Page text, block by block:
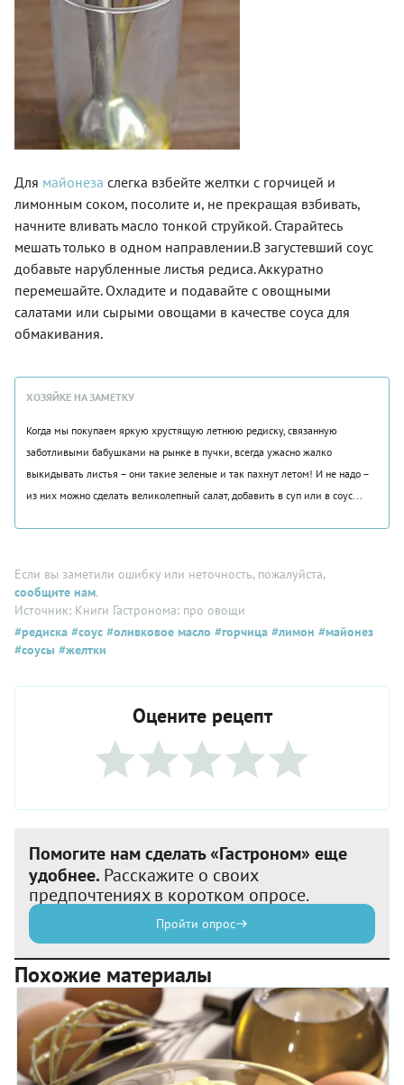
Для майонеза слегка взбейте желтки с горчицей и
лимонным соком, посолите и, не прекращая взбивать,
начните вливать масло тонкой струйкой. Старайтесь
мешать только в одном направлении.В загустевший соус
добавьте нарубленные листья редиса. Аккуратно
перемешайте. Охладите и подавайте с овощными
салатами или сырыми овощами в качестве соуса для
обмакивания.
ХОЗЯЙКЕ НА ЗАМЕТКУ
Когда мы покупаем яркую хрустящую летнюю редиску, связанную
заботливыми бабушками на рынке в пучки, всегда ужасно жалко
выкидывать листья – они такие зеленые и так пахнут летом! И не надо –
из них можно сделать великолепный салат, добавить в суп или в соус...
Если вы заметили ошибку или неточность, пожалуйста,
сообщите нам.
Источник: Книги Гастронома: про овощи
#редиска #соус #оливковое масло #горчица #лимон #майонез
#соусы #желтки
Оцените рецепт
Помогите нам сделать «Гастроном» еще
удобнее. Расскажите о своих
предпочтениях в коротком опросе.
Пройти опрос
Похожие материалы